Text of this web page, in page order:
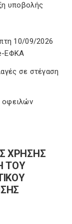
υποβολής
10/09/2026
ΕΦΚΑ
σε στέγαση
οφειλών
ΧΡΗΣΗΣ
ΤΟΥ